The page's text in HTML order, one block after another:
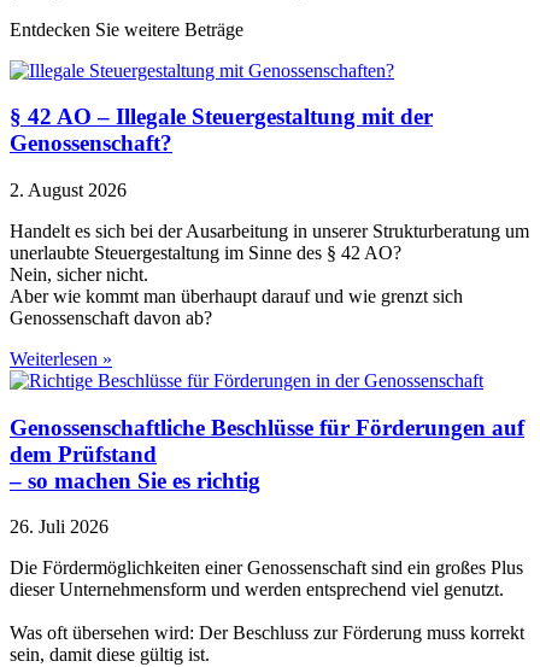
Entdecken Sie weitere Beträge
§ 42 AO – Illegale Steuergestaltung mit der
Genossenschaft?
2. August 2026
Handelt es sich bei der Ausarbeitung in unserer Strukturberatung um
unerlaubte Steuergestaltung im Sinne des § 42 AO?
Nein, sicher nicht.
Aber wie kommt man überhaupt darauf und wie grenzt sich
Genossenschaft davon ab?
Weiterlesen »
Genossenschaftliche Beschlüsse für Förderungen auf
dem Prüfstand
– so machen Sie es richtig
26. Juli 2026
Die Fördermöglichkeiten einer Genossenschaft sind ein großes Plus
dieser Unternehmensform und werden entsprechend viel genutzt.
Was oft übersehen wird: Der Beschluss zur Förderung muss korrekt
sein, damit diese gültig ist.